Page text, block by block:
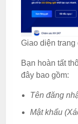
Giao diện
Bạn hoàn tất
đây bao gồm:
Tên đăng
Mật khẩu